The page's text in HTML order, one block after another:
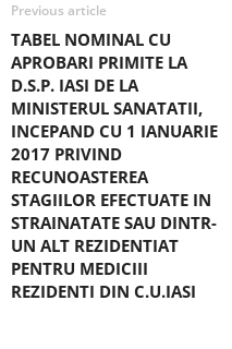
Previous article
TABEL NOMINAL CU
APROBARI PRIMITE LA
D.S.P. IASI DE LA
MINISTERUL SANATATII,
INCEPAND CU 1 IANUARIE
2017 PRIVIND
RECUNOASTEREA
STAGIILOR EFECTUATE IN
STRAINATATE SAU DINTR-
UN ALT REZIDENTIAT
PENTRU MEDICIII
REZIDENTI DIN C.U.IASI